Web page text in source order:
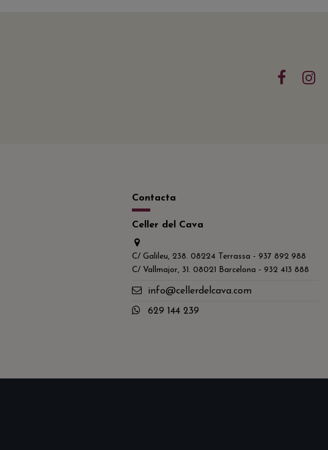
Contacta
Celler del Cava
C/ Galileu, 238. 08224 Terrassa - 937 892 988
C/ Vallmajor, 31. 08021 Barcelona - 932 413 888
info@cellerdelcava.com
629 144 239